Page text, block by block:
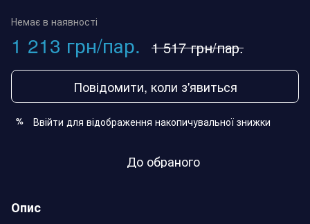
Немає в наявності
1 213 грн/пар. 1 517 грн/пар.
Повідомити, коли з'явиться
% Ввійти для відображення накопичувальної знижки
До обраного
Опис